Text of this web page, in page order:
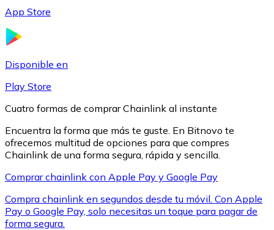
LTC
App Store
Disponible en
Play Store
Cuatro formas de comprar Chainlink al instante
Encuentra la forma que más te guste. En Bitnovo te
ofrecemos multitud de opciones para que compres
Chainlink de una forma segura, rápida y sencilla.
Comprar chainlink con Apple Pay y Google Pay
Compra chainlink en segundos desde tu móvil. Con Apple
Pay o Google Pay, solo necesitas un toque para pagar de
forma segura.